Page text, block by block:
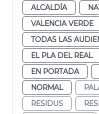
ALCALDÍA
VALENCIA VERDE
TODAS LAS
EL PLA DEL REAL
EN PORTADA
NORMAL
RESIDUS